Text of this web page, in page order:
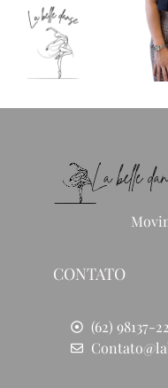
CONTATO
(62) 98137-